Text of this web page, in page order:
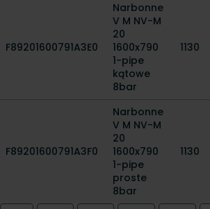
F89201600791A3E0
Narbonne
V M NV-M
20
1600x790
1-pipe
kątowe
8bar
1130
F89201600791A3F0
Narbonne
V M NV-M
20
1600x790
1-pipe
proste
8bar
1130